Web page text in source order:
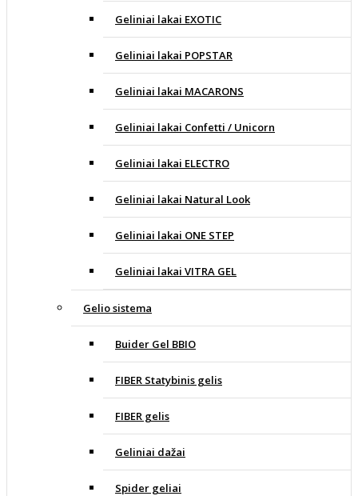
Geliniai lakai EXOTIC
Geliniai lakai POPSTAR
Geliniai lakai MACARONS
Geliniai lakai Confetti / Unicorn
Geliniai lakai ELECTRO
Geliniai lakai Natural Look
Geliniai lakai ONE STEP
Geliniai lakai VITRA GEL
Gelio sistema
Buider Gel BBIO
FIBER Statybinis gelis
FIBER gelis
Geliniai dažai
Spider geliai